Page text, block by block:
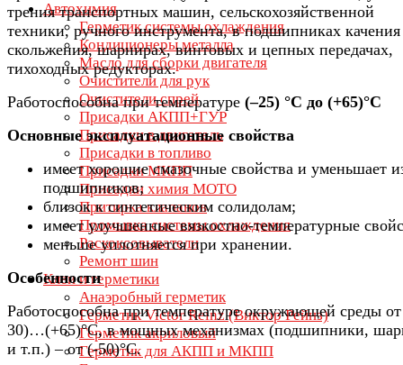
Автохимия
Герметик системы охлаждения
Кондиционеры металла
Масло для сборки двигателя
Очистители для рук
Очистители спрей
Присадки АКПП+ГУР
Присадки в двигатель
Присадки в топливо
Присадки МКПП
Присадки химия МОТО
Притирка клапанов
Промывка системы охлаждения
Раскоксовыватели
Ремонт шин
Клеи и герметики
Анаэробный герметик
Герметик Victor Reinz (Виктор Рейнз)
Герметик акриловый
Герметик для АКПП и МКПП
трения транспортных машин, сельскохозяйственной
техники, ручного инструмента, в подшипниках
скольжения, шарнирах, винтовых и цепных передачах,
тихоходных редукторах.
Работоспособна при температуре (–25) °С до (+65)°С
Основные эксплуатационные свойства
имеет хорошие смазочные свойства и уменьшает
подшипников;
близок к синтетическим солидолам;
имеет улучшенные вязкостно-температурные
меньше уплотняется при хранении.
Особенности
Работоспособна при температуре окружающей среды
30)…(+65)°С, в мощных механизмах (подшипники,
и т.п.) – от (-50)°С.